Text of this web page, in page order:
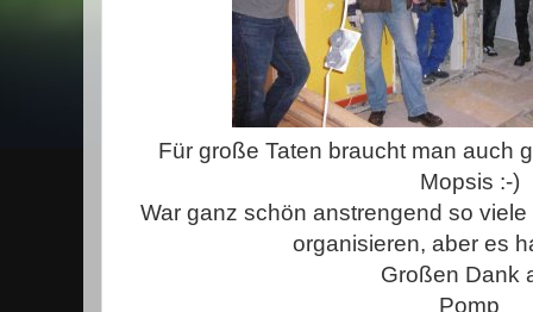
Für große Taten braucht man auch
Mopsis :-)
War ganz schön anstrengend so
organisieren, aber es
Großen Dank
Pomp